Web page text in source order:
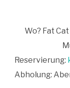
Wo? Fat Cat
Reservierung:
Abholung: